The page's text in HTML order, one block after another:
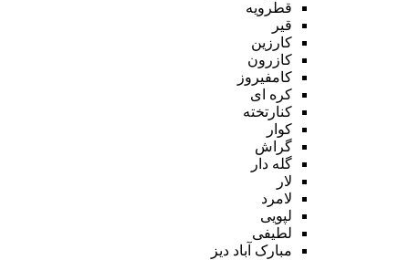
قطرویه
قیر
کارزین
کازرون
کامفیروز
کره ای
کنارتخته
کوار
گراش
گله دار
لار
لامرد
لپویی
لطیفی
مبارک آباد دیز